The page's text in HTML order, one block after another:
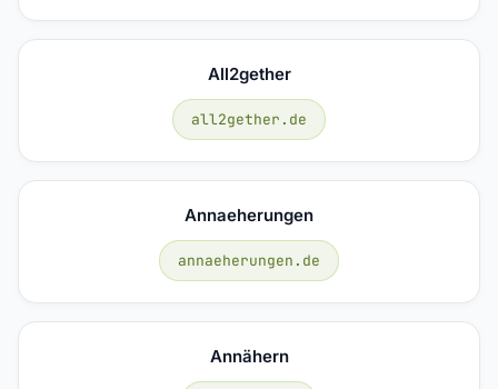
All2gether
all2gether.de
Annaeherungen
annaeherungen.de
Annähern